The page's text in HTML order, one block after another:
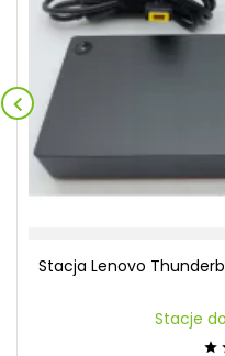

Stacja Lenovo
Stacje
